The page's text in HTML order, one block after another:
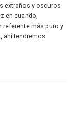
extraños y oscuros
en cuando,
referente más puro y
ahí tendremos